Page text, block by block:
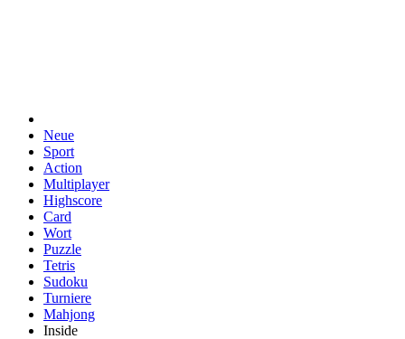
Neue
Sport
Action
Multiplayer
Highscore
Card
Wort
Puzzle
Tetris
Sudoku
Turniere
Mahjong
Inside